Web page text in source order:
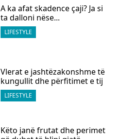
LIFESTYLE
A ka afat skadence çaji? Ja si
ta dalloni nëse...
LIFESTYLE
Vlerat e jashtëzakonshme të
kungullit dhe përfitimet e tij
Këto janë frutat dhe perimet